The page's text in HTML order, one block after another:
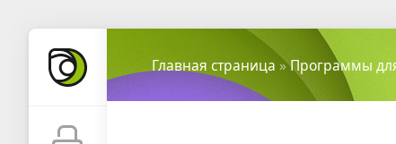
Главная страница »Программы